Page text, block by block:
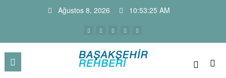
Ağustos 8, 2026 10:53:26 AM